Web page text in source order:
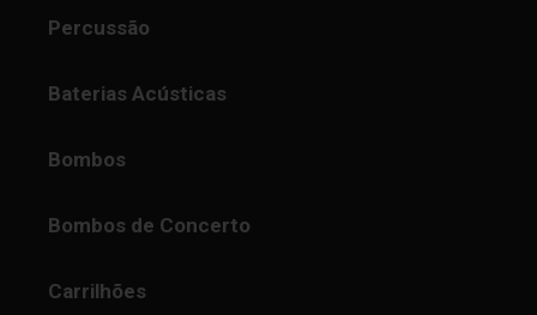
Percussão
Baterias Acústicas
Bombos
Bombos de Concerto
Carrilhões